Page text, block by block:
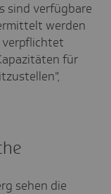
sind verfügbare
werden
verpflichtet
für
sehen die